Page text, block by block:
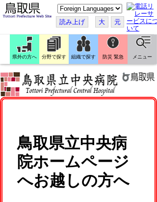
こ
の
ペ
ー
ジ
翻
訳
す
読み上げ 大 元
県外の方へ 分野で探す 組織で探す 防災 緊急 メニュー
鳥取県立中央病
院ホームページ
へお越しの方へ